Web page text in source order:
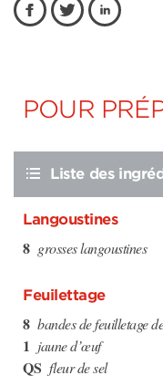
POUR
Liste des
Langoustines
8 grosses langoustines
Feuilettage
8 bandes de feuilletage
1 jaune d’œuf
QS fleur de sel